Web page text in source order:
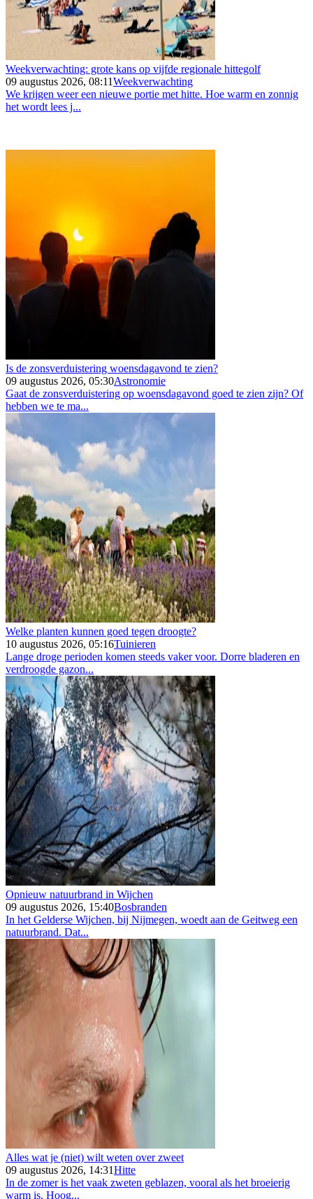
Weekverwachting: grote kans op vijfde regionale hittegolf
09 augustus 2026, 08:11Weekverwachting
We krijgen weer een nieuwe portie met hitte. Hoe warm en zonnig
het wordt lees j...
Is de zonsverduistering woensdagavond te zien?
09 augustus 2026, 05:30Astronomie
Gaat de zonsverduistering op woensdagavond goed te zien zijn? Of
hebben we te ma...
Welke planten kunnen goed tegen droogte?
10 augustus 2026, 05:16Tuinieren
Lange droge perioden komen steeds vaker voor. Dorre bladeren en
verdroogde gazon...
Opnieuw natuurbrand in Wijchen
09 augustus 2026, 15:40Bosbranden
In het Gelderse Wijchen, bij Nijmegen, woedt aan de Geitweg een
natuurbrand. Dat...
Alles wat je (niet) wilt weten over zweet
09 augustus 2026, 14:31Hitte
In de zomer is het vaak zweten geblazen, vooral als het broeierig
warm is. Hoog...